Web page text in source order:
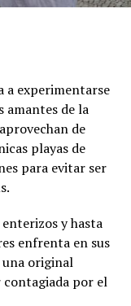
a experimentarse
amantes de la
de
playas de
para evitar ser
enterizos y hasta
enfrenta en sus
original
por el